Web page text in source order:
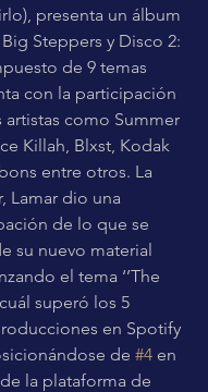
presenta un álbum
Steppers y Disco 2:
de 9 temas
con la participación
como Summer
Killah, Blxst, Kodak
entre otros. La
Lamar dio una
de lo que se
su nuevo material
el tema ‘’The
cuál superó los 5
en Spotify
de #4 en
la plataforma de